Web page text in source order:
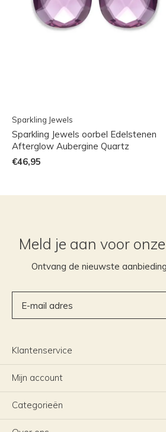
Sparkling Jewels
Sparkling Jewels oorbel Edelstenen
Afterglow Aubergine Quartz
€46,95
Meld je aan voor
Ontvang de nieuwste
Klantenservice
Mijn account
Categorieën